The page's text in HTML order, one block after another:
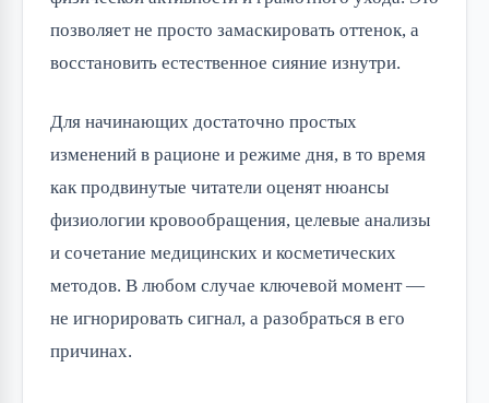
позволяет не просто замаскировать оттенок, а
восстановить естественное сияние изнутри.
Для начинающих достаточно простых
изменений в рационе и режиме дня, в то время
как продвинутые читатели оценят нюансы
физиологии кровообращения, целевые анализы
и сочетание медицинских и косметических
методов. В любом случае ключевой момент —
не игнорировать сигнал, а разобраться в его
причинах.